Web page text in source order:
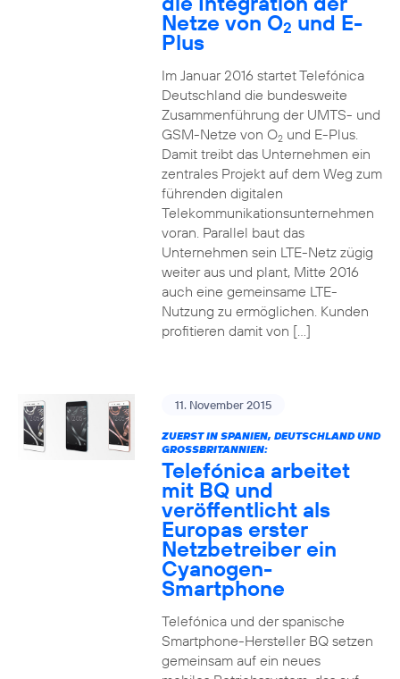
Netze von O2 und E-
Plus
Im Januar 2016 startet Telefónica
Deutschland die bundesweite
Zusammenführung der UMTS- und
GSM-Netze von O2und E-Plus.
Damit treibt das Unternehmen ein
zentrales Projekt auf dem Weg zum
führenden digitalen
Telekommunikationsunternehmen
voran. Parallel baut das
Unternehmen sein LTE-Netz zügig
weiter aus und plant, Mitte 2016
auch eine gemeinsame LTE-
Nutzung zu ermöglichen. Kunden
profitieren damit von […]
11. November 2015
ZUERST IN SPANIEN, DEUTSCHLAND UND
GROSSBRITANNIEN:
Telefónica arbeitet
mit BQ und
veröffentlicht als
Europas erster
Netzbetreiber ein
Cyanogen-
Smartphone
Telefónica und der spanische
Smartphone-Hersteller BQ setzen
gemeinsam auf ein neues